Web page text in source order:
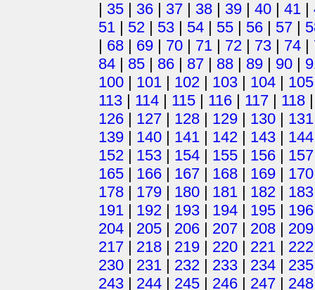
| 35 | 36 | 37 | 38 | 39 | 40 | 41 |
51 | 52 | 53 | 54 | 55 | 56 | 57 |
| 68 | 69 | 70 | 71 | 72 | 73 | 74 |
84 | 85 | 86 | 87 | 88 | 89 | 90 |
100 | 101 | 102 | 103 | 104 | 105
113 | 114 | 115 | 116 | 117 | 118
126 | 127 | 128 | 129 | 130 | 131
139 | 140 | 141 | 142 | 143 | 144
152 | 153 | 154 | 155 | 156 | 157
165 | 166 | 167 | 168 | 169 | 170
178 | 179 | 180 | 181 | 182 | 183
191 | 192 | 193 | 194 | 195 | 196
204 | 205 | 206 | 207 | 208 | 209
217 | 218 | 219 | 220 | 221 | 222
230 | 231 | 232 | 233 | 234 | 235
243 | 244 | 245 | 246 | 247 | 248